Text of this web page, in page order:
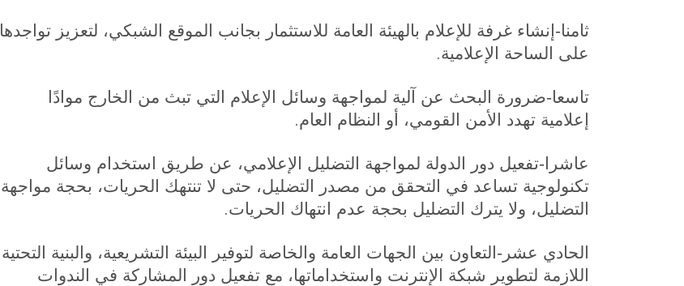
ثامنا-إنشاء غرفة للإعلام بالهيئة العامة للاستثمار بجانب الموقع الشبكي، لتعزيز تواجدها
على الساحة الإعلامية.
تاسعا-ضرورة البحث عن آلية لمواجهة وسائل الإعلام التي تبث من الخارج موادًا
إعلامية تهدد الأمن القومي، أو النظام العام.
عاشرا-تفعيل دور الدولة لمواجهة التضليل الإعلامي، عن طريق استخدام وسائل
تكنولوجية تساعد في التحقق من مصدر التضليل، حتى لا تنتهك الحريات، بحجة مواجهة
التضليل، ولا يترك التضليل بحجة عدم انتهاك الحريات.
الحادي عشر-التعاون بين الجهات العامة والخاصة لتوفير البيئة التشريعية، والبنية التحتية
اللازمة لتطوير شبكة الإنترنت واستخداماتها، مع تفعيل دور المشاركة في الندوات